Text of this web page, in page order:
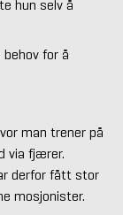
hun selv å
behov for å
man trener på
via fjærer.
derfor fått stor
mosjonister.